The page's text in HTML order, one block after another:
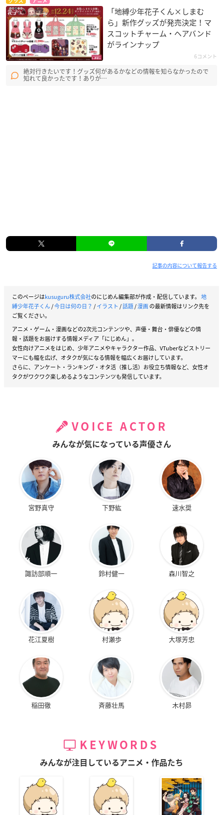
「地縛少年花子くん×しまむ
ら」新作グッズが発売決定！マ
スコットチャーム・ヘアバンド
がラインナップ
6コメント
絶対行きたいです！グッズ何があるかなどの情報を知らなかったので
知れて良かったです！ありが…
記事の内容について報告する
このページはkusuguru株式会社のにじめん編集部が作成・配信しています。 地
縛少年花子くん/今日は何の日？ /イラスト /話題/漫画の最新情報はリンク先を
ご覧ください。
アニメ・ゲーム・漫画などの2次元コンテンツや、声優・舞台・俳優などの情
報・話題をお届けする情報メディア「にじめん」。
女性向けアニメをはじめ、少年アニメやキャラクター作品、VTuberなどストリー
マーにも幅を広げ、オタクが気になる情報を幅広くお届けしています。
さらに、アンケート・ランキング・オタ活（推し活）お役立ち情報など、女性オ
タクがワクワク楽しめるようなコンテンツも発信しています。
VOICE ACTOR
みんなが気になっている声優さん
宮野真守 下野紘 速水奨
諏訪部順一 鈴村健一 森川智之
花江夏樹 村瀬歩 大塚芳忠
稲田徹 斉藤壮馬 木村昴
KEYWORDS
みんなが注目しているアニメ・作品たち